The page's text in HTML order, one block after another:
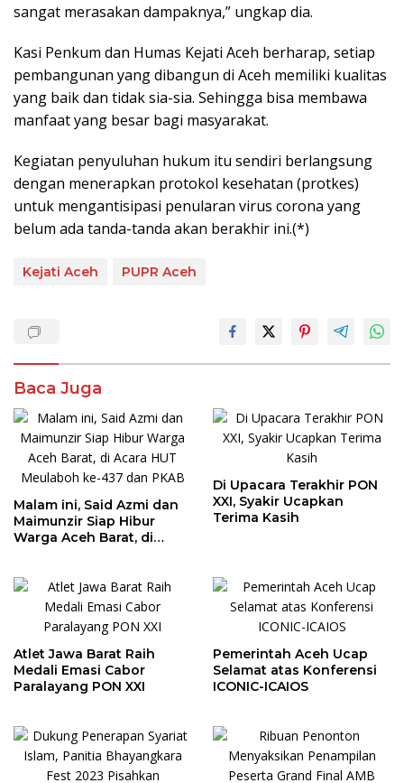
sangat merasakan dampaknya,” ungkap dia.
Kasi Penkum dan Humas Kejati Aceh berharap, setiap
pembangunan yang dibangun di Aceh memiliki kualitas
yang baik dan tidak sia-sia. Sehingga bisa membawa
manfaat yang besar bagi masyarakat.
Kegiatan penyuluhan hukum itu sendiri berlangsung
dengan menerapkan protokol kesehatan (protkes)
untuk mengantisipasi penularan virus corona yang
belum ada tanda-tanda akan berakhir ini.(*)
Kejati Aceh PUPR Aceh
Baca Juga
Malam ini, Said Azmi dan
Maimunzir Siap Hibur
Warga Aceh Barat, di
Di Upacara Terakhir PON
XXI, Syakir Ucapkan
Terima Kasih
Atlet Jawa Barat Raih
Medali Emasi Cabor
Paralayang PON XXI
Pemerintah Aceh Ucap
Selamat atas Konferensi
ICONIC-ICAIOS